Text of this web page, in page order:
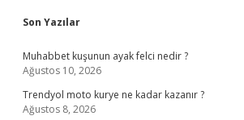
Sidebar
Son Yazılar
Muhabbet kuşunun ayak felci nedir ?
Ağustos 10, 2026
Trendyol moto kurye ne kadar kazanır ?
Ağustos 8, 2026